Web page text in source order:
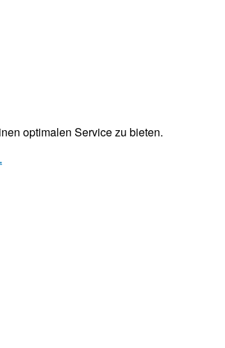
optimalen Service zu bieten.